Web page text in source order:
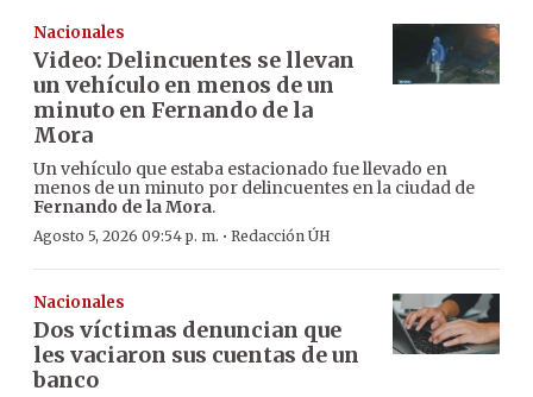
Nacionales
Video: Delincuentes se llevan
un vehículo en menos de un
minuto en Fernando de la
Mora
Un vehículo que estaba estacionado fue llevado en
menos de un minuto por delincuentes en la ciudad de
Fernando de la Mora.
Agosto 5, 2026 09:54 p. m. · Redacción ÚH
Nacionales
Dos víctimas denuncian que
les vaciaron sus cuentas de un
banco